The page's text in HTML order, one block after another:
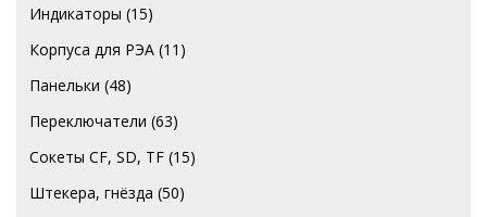
Индикаторы (15)
Корпуса для РЭА (11)
Панельки (48)
Переключатели (63)
Сокеты CF, SD, TF (15)
Штекера, гнёзда (50)